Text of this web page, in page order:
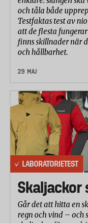
upp.
Resultaten från
viktats samman till
laboratoriet.
Betygen från de
samman till ett
Tålighet 50%
maxlast 30% och
Elasticitet och
smidighet 50%)
Användning 25%
och tåla både
Testfaktas test av
att de flesta
finns skillnader när
och hållbarhet.
29 MAJ
LABORATORIETEST
Skaljackor
Går det att hitta en
regn och vind – och